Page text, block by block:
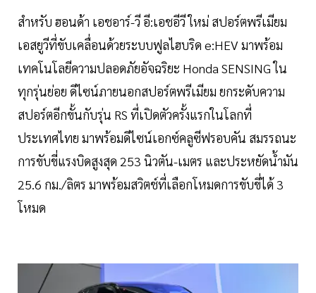
สำหรับ ฮอนด้า เอชอาร์-วี อี:เอชอีวี ใหม่ สปอร์ตพรีเมียม
เอสยูวีที่ขับเคลื่อนด้วยระบบฟูลไฮบริด e:HEV มาพร้อม
เทคโนโลยีความปลอดภัยอัจฉริยะ Honda SENSING ใน
ทุกรุ่นย่อย ดีไซน์ภายนอกสปอร์ตพรีเมียม ยกระดับความ
สปอร์ตอีกขั้นกับรุ่น RS ที่เปิดตัวครั้งแรกในโลกที่
ประเทศไทย มาพร้อมดีไซน์เอกซ์คลูซีฟรอบคัน สมรรถนะ
การขับขี่แรงบิดสูงสุด 253 นิวตัน-เมตร และประหยัดน้ำมัน
25.6 กม./ลิตร มาพร้อมสวิตช์ที่เลือกโหมดการขับขี่ได้ 3
โหมด